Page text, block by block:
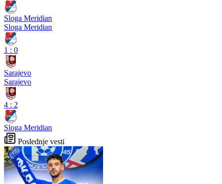
Sloga Meridian
Sloga Meridian
1 : 0
Sarajevo
Sarajevo
4 : 2
Sloga Meridian
Poslednje vesti